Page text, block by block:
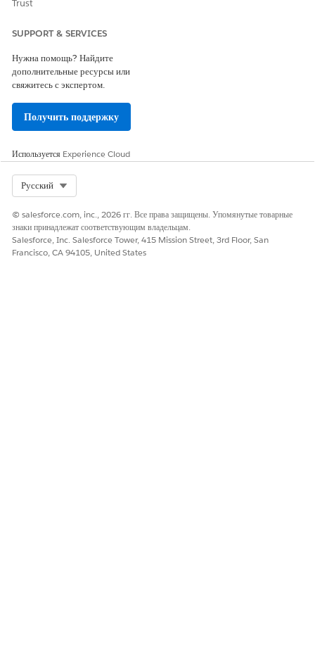
Trust
SUPPORT & SERVICES
Нужна помощь? Найдите
дополнительные ресурсы или
свяжитесь с экспертом.
Получить поддержку
Используется Experience Cloud
Русский
© salesforce.com, inc., 2026 гг. Все права защищены. Упомянутые товарные
знаки принадлежат соответствующим владельцам.
Salesforce, Inc. Salesforce Tower, 415 Mission Street, 3rd Floor, San
Francisco, CA 94105, United States